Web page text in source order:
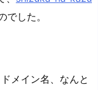
でした。
メイン名、なんと